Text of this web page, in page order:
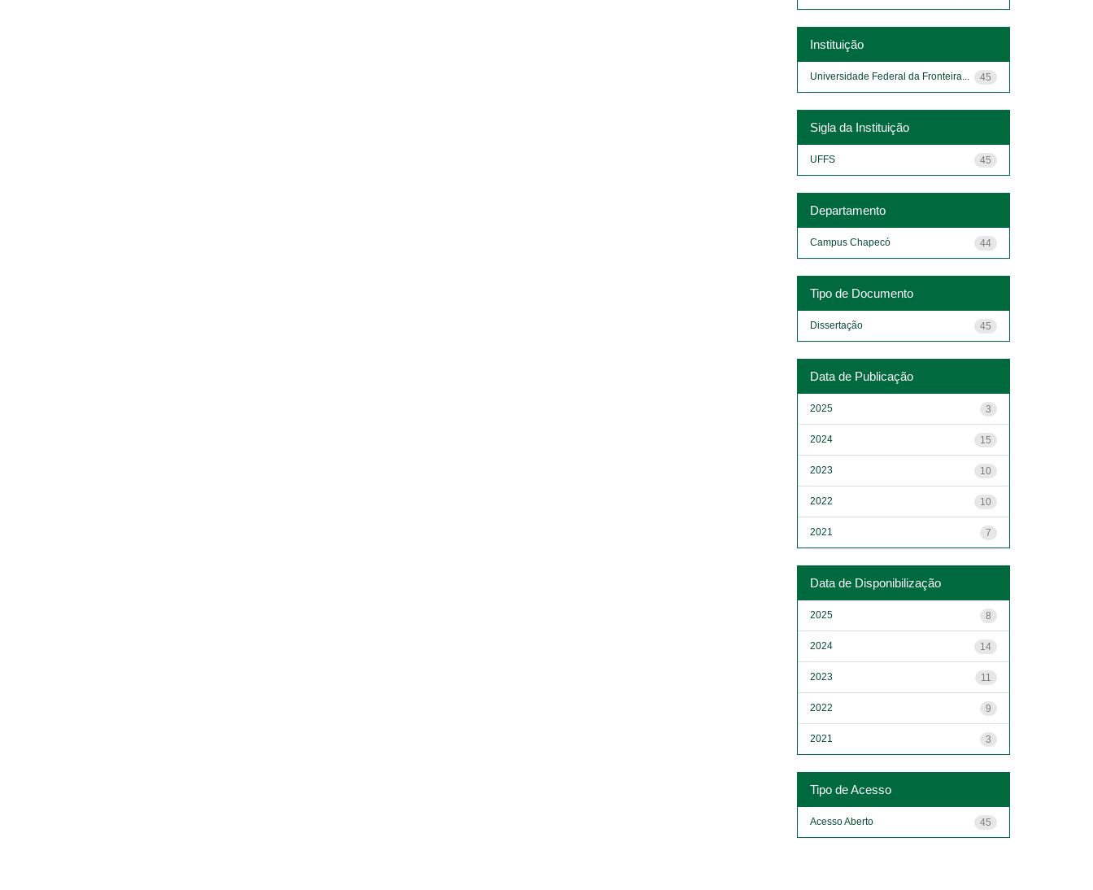
Instituição
45
Universidade Federal da Fronteira...
Sigla da Instituição
45
UFFS
Departamento
44
Campus Chapecó
Tipo de Documento
45
Dissertação
Data de Publicação
3
2025
15
2024
10
2023
10
2022
7
2021
Data de Disponibilização
8
2025
14
2024
11
2023
9
2022
3
2021
Tipo de Acesso
45
Acesso Aberto